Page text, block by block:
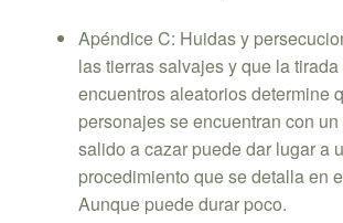
Apéndice C: Huidas y
las tierras salvajes y que la
encuentros aleatorios determine
personajes se encuentran con
salido a cazar puede dar lugar a
procedimiento que se detalla en
Aunque puede durar poco.